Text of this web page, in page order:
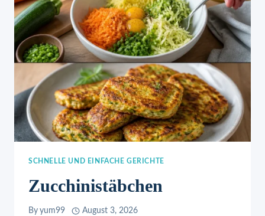
SCHNELLE UND EINFACHE GERICHTE
Zucchinistäbchen
By yum99 August 3, 2026